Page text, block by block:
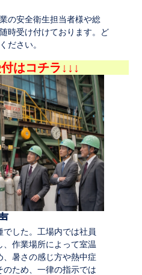
の安全衛生担当者様や総
時受け付けております。ど
ださい。
はコチラ↓↓↓
した。工場内では社員
、作業場所によって室温
暑さの感じ方や熱中症
ため、一律の指示では